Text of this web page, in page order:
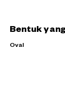
Bentuk
Oval